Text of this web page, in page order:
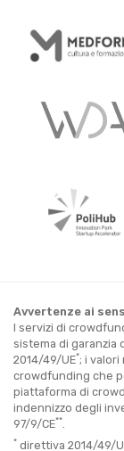
Avvertenze ai
I servizi di
sistema di
2014/49/UE*; i
crowdfunding che
piattaforma di
indennizzo degli
97/9/CE**
* direttiva 2014/49/